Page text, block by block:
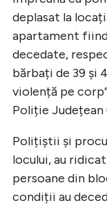
deplasat la
apartament
decedate,
bărbați de 39 şi
violență pe
Poliție Județean
Polițiștii și
locului, au
persoane din
condiții au